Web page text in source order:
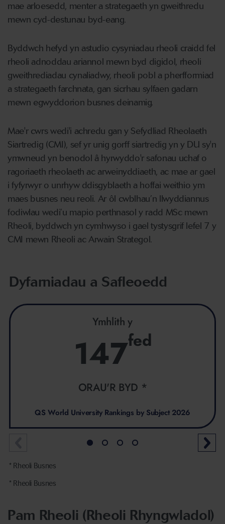
mae arloesedd, menter a strategaeth yn gweithredu
mewn cyd-destunau byd-eang.
Byddwch hefyd yn astudio cysyniadau rheoli craidd fel
rheoli adnoddau ariannol mewn byd digidol, rheoli
gweithrediadau cynaliadwy, rheoli pobl a pherfformiad
a strategaeth farchnata, gan sicrhau sylfaen gadarn
mewn egwyddorion busnes deinamig.
Mae'r cwrs wedi'i achredu gan y Sefydliad Rheolaeth
Siartredig (CMI), sef yr unig gorff siartredig yn y DU sy'n
ymwneud yn benodol â hyrwyddo'r safonau uchaf o
ragoriaeth rheolaeth ac arweinyddiaeth, ac mae ar gael
i fyfyrwyr o unrhyw ddisgyblaeth a hoffai weithio ym
maes busnes neu reoli. Ar ôl cwblhau’n llwyddiannus
fodiwlau wedi’u mapio perthnasol y radd MSc mewn
Rheoli, byddwch yn cymhwyso i gael tystysgrif lefel 7 y
CMI mewn Rheoli ac Arwain Strategol.
Dyfarniadau a Safleoedd
Ymhlith y
147fed
ORAU'R BYD *
QS World University Rankings by Subject 2026
* Rheoli Busnes
* Rheoli Busnes
Pam Rheoli (Rheoli Rhyngwladol)